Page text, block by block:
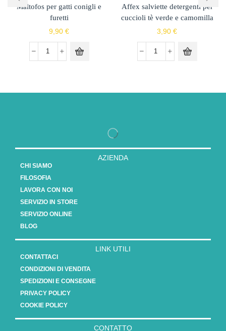
Maltofos per gatti conigli e
furetti
9,90 €
Affex salviette detergenti per
cuccioli tè verde e camomilla
3,90 €
AZIENDA
CHI SIAMO
FILOSOFIA
LAVORA CON NOI
SERVIZIO IN STORE
SERVIZIO ONLINE
BLOG
LINK UTILI
CONTATTACI
CONDIZIONI DI VENDITA
SPEDIZIONI E CONSEGNE
PRIVACY POLICY
COOKIE POLICY
CONTATTO